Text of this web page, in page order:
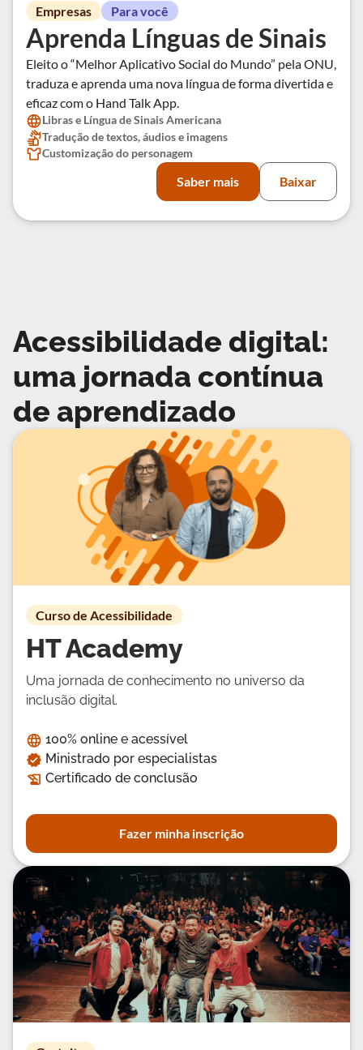
Empresas Para você
Aprenda Línguas de Sinais
Eleito o “Melhor Aplicativo Social do Mundo” pela ONU,
traduza e aprenda uma nova língua de forma divertida e
eficaz com o Hand Talk App.
Libras e Língua de Sinais Americana
Tradução de textos, áudios e imagens
Customização do personagem
Saber mais Baixar
Acessibilidade digital:
uma jornada contínua
de aprendizado
Curso de Acessibilidade
HT Academy
Uma jornada de conhecimento no universo da
inclusão digital.
100% online e acessível
Ministrado por especialistas
Certificado de conclusão
Fazer minha inscrição